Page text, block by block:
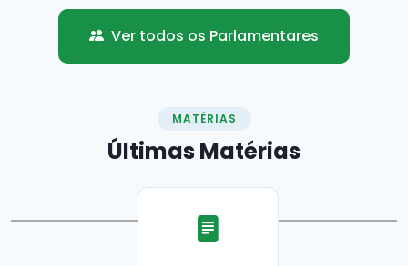
Ver todos os Parlamentares
MATÉRIAS
ÚltimasMatérias